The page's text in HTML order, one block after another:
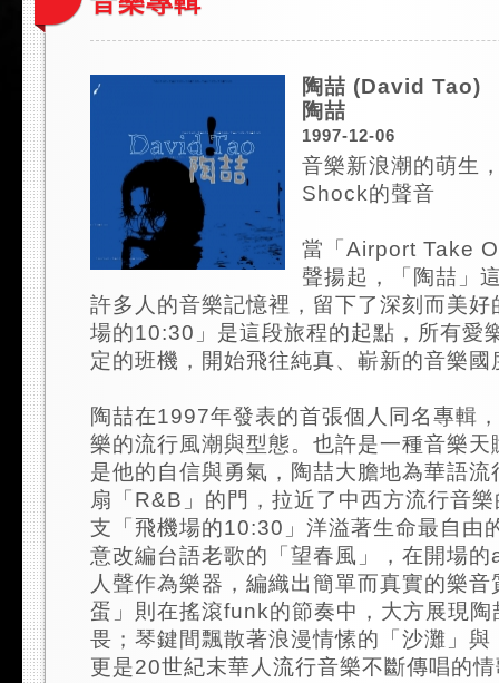
陶喆 (David Tao)
陶喆
1997-12-06
音樂新浪潮的萌生
Shock的聲音
當「Airport Take
聲揚起，「陶喆」
許多人的音樂記憶裡，留下了深刻而美好
場的10:30」是這段旅程的起點，所有愛
定的班機，開始飛往純真、嶄新的音樂國
陶喆在1997年發表的首張個人同名專輯
樂的流行風潮與型態。也許是一種音樂天
是他的自信與勇氣，陶喆大膽地為華語流
扇「R&B」的門，拉近了中西方流行音
支「飛機場的10:30」洋溢著生命最自由
意改編台語老歌的「望春風」，在開場
人聲作為樂器，編織出簡單而真實的樂
蛋」則在搖滾funk的節奏中，大方展現陶
畏；琴鍵間飄散著浪漫情愫的「沙灘」與
更是20世紀末華人流行音樂不斷傳唱的